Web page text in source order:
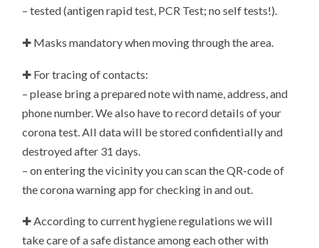
– tested (antigen rapid test, PCR Test; no self tests!).
✚ Masks mandatory when moving through the area.
✚ For tracing of contacts:
– please bring a prepared note with name, address, and
phone number. We also have to record details of your
corona test. All data will be stored confidentially and
destroyed after 31 days.
– on entering the vicinity you can scan the QR-code of
the corona warning app for checking in and out.
✚ According to current hygiene regulations we will
take care of a safe distance among each other with